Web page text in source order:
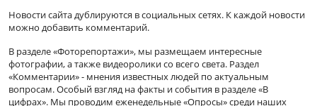
Новости сайта дублируются в социальных сетях. К каждой новости
можно добавить комментарий.
В разделе «Фоторепортажи», мы размещаем интересные
фотографии, а также видеоролики со всего света. Раздел
«Комментарии» - мнения известных людей по актуальным
вопросам. Особый взгляд на факты и события в разделе «В
цифрах». Мы проводим еженедельные «Опросы» среди наших